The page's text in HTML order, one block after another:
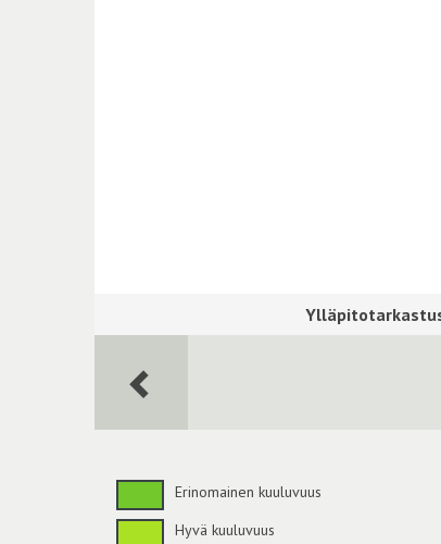
Erinomainen kuuluvuus
Hyvä kuuluvuus